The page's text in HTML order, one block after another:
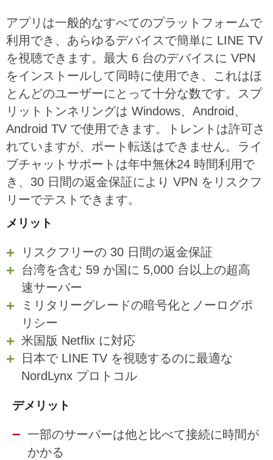
アプリは一般的なすべてのプラットフォームで
利用でき、あらゆるデバイスで簡単に LINE TV
を視聴できます。最大 6 台のデバイスに VPN
をインストールして同時に使用でき、これはほ
とんどのユーザーにとって十分な数です。スプ
リットトンネリングは Windows、Android、
Android TV で使用できます。トレントは許可さ
れていますが、ポート転送はできません。ライ
ブチャットサポートは年中無休24 時間利用で
き、30 日間の返金保証により VPN をリスクフ
リーでテストできます。
メリット
リスクフリーの 30 日間の返金保証
台湾を含む 59 か国に 5,000 台以上の超高
速サーバー
ミリタリーグレードの暗号化とノーログポ
リシー
米国版 Netflix に対応
日本で LINE TV を視聴するのに最適な
NordLynx プロトコル
デメリット
一部のサーバーは他と比べて接続に時間が
かかる